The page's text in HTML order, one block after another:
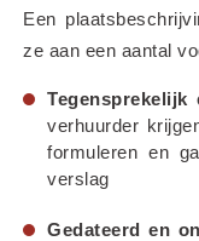
Een
ze aan een aantal
Tegensprekelijk
verhuurder
formuleren en
verslag
Gedateerd en